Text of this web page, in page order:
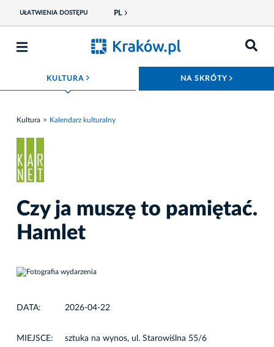
UŁATWIENIA DOSTĘPU PL
KULTURA ROZWIŃ MENU NA SKRÓTY
Kultura Kalendarz kulturalny
Czy ja muszę to pamiętać.
Hamlet
DATA: 2026-04-22
MIEJSCE: sztuka na wynos, ul. Starowiślna 55/6